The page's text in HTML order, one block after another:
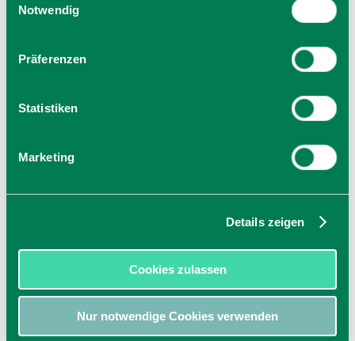
Cookies, wenn Sie unsere Webseite weiterhin nutzen.
Notwendig
Präferenzen
Statistiken
Marketing
Details zeigen
Cookies zulassen
Nur notwendige Cookies verwenden